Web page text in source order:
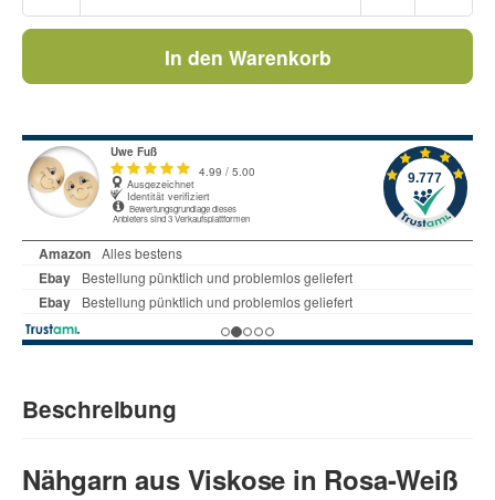
In den Warenkorb
Beschreibung
Nähgarn aus Viskose in Rosa-Weiß